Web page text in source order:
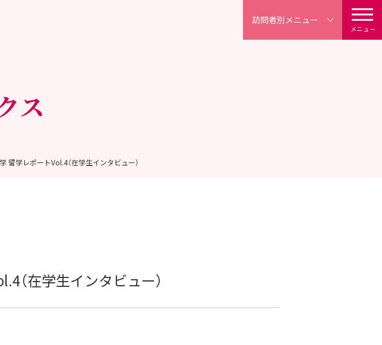
メニュー
訪問者別 メニュー
ス
留学レポートVol.4（在学生インタビュー）
（在学生インタビュー）